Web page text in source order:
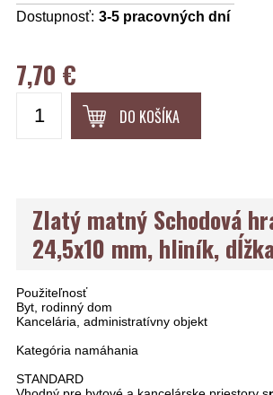
Dostupnosť: 3-5 pracovných dní
7,70 €
DO KOŠÍKA
Zlatý matný Schodová
24,5x10 mm, hliník,
Použiteľnosť
Byt, rodinný dom
Kancelária, administratívny objekt
Kategória namáhania
STANDARD